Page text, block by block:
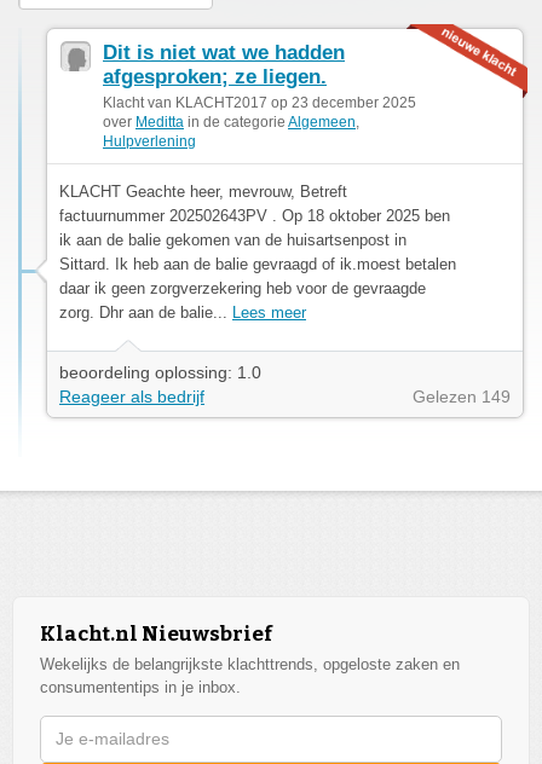
Dit is niet wat we hadden
afgesproken; ze liegen.
Klacht van KLACHT2017 op 23 december 2025
over Meditta in de categorie Algemeen
Hulpverlening
KLACHT Geachte heer, mevrouw, Betreft
factuurnummer 202502643PV . Op 18 oktober 2025 ben
ik aan de balie gekomen van de huisartsenpost in
Sittard. Ik heb aan de balie gevraagd of ik.moest betalen
daar ik geen zorgverzekering heb voor de gevraagde
zorg. Dhr aan de balie... Lees meer
beoordeling oplossing: 1.0
Reageer als bedrijf
Gelezen 149
Klacht.nl Nieuwsbrief
Wekelijks de belangrijkste klachttrends, opgeloste zaken en
consumententips in je inbox.